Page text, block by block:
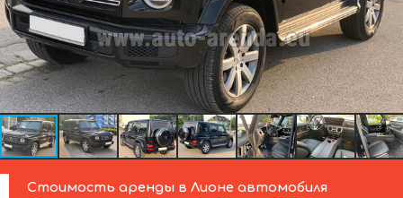
Стоимость аренды в Лионе автомобиля